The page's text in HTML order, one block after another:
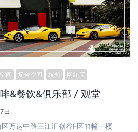
间 复合空间 杭州 网红店
&餐饮&俱乐部 / 观堂
日
万达中路三江汇创谷F区11幢一楼